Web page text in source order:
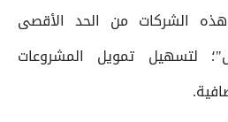
هذه الشركات من الحد الأقصى
لتسهيل تمويل المشروعات